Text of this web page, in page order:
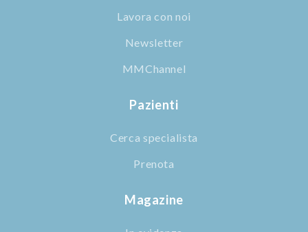
Lavora con noi
Newsletter
MMChannel
Pazienti
Cerca specialista
Prenota
Magazine